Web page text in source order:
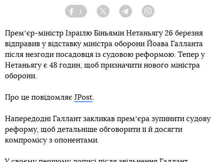
Facebook
1
Twitter TelegramViber
Премʼєр-міністр Ізраїлю Біньямін Нетаньягу 26 березня
відправив у відставку міністра оборони Йоава Галланта
після незгоди посадовця із судовою реформою. Тепер у
Нетаньягу є 48 годин, щоб призначити нового міністра
оборони.
Про це повідомляє JPost
Напередодні Галлант закликав премʼєра зупинити судову
реформу, щоб детальніше обговорити її й досягти
компромісу з опонентами.